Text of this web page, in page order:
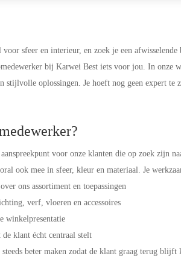
sfeer en interieur, en zoek je een afwisselende
bij Karwei Best iets voor jou. In onze
stijlvolle oplossingen. Je hoeft nog geen expert
voor onze klanten die op zoek zijn
ook mee in sfeer, kleur en materiaal. Je
ons assortiment en toepassingen
verf, vloeren en accessoires
winkelpresentatie
klant écht centraal stelt
beter maken zodat de klant graag terug blijft